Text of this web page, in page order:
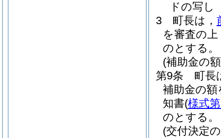
ドの写し
3
町長は，
を審査の
のとする。
(補助金の
第9条
町長
補助金の額
知書(様式
のとする。
(交付決定